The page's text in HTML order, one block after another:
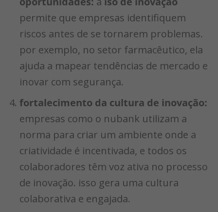
permite que empresas identifiquem
riscos antes de se tornarem problemas.
por exemplo, no setor farmacêutico, ela
ajuda a mapear tendências de mercado e
inovar com segurança.
fortalecimento da cultura de inovação:
empresas como o nubank utilizam a
norma para criar um ambiente onde a
criatividade é incentivada, e todos os
colaboradores têm voz ativa no processo
de inovação. isso gera uma cultura
colaborativa e engajada.